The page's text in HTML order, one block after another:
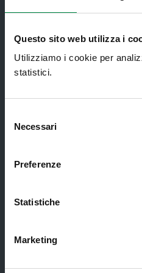
Questo sito web utilizza i
Utilizziamo i cookie per
statistici.
delNecessari
Preferenze
Statistiche
Marketing
Assistenza sanitaria
Consultorio Familiare
Direzione Assistenza
Finanziamenti
Nucleo di Cure Primarie (NCP)
sanitario e sociale (PUA)
Sanità Pubblica
Screening oncologici